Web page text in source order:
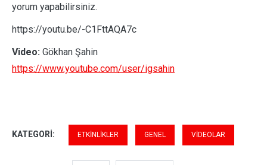
yorum yapabilirsiniz.
https://youtu.be/-C1FttAQA7c
Video: Gökhan Şahin
https://www.youtube.com/user/igsahin
KATEGORI: ETKINLIKLER GENEL VIDEOLAR